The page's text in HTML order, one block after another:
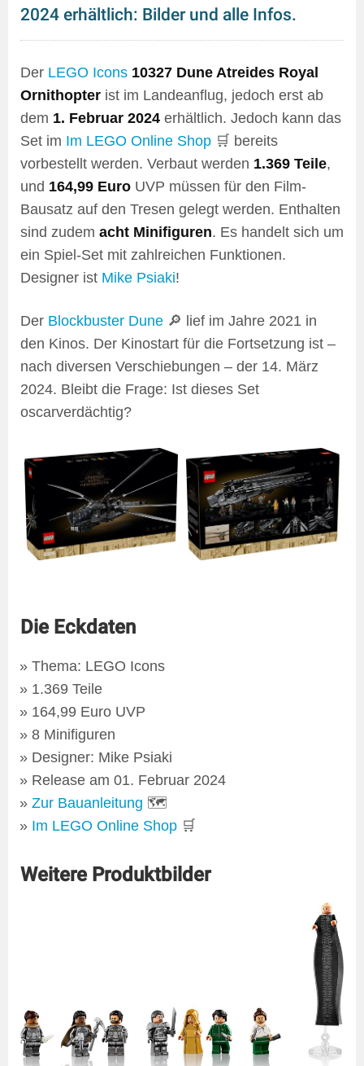
2024 erhältlich: Bilder und alle Infos.
Der LEGO Icons 10327 Dune Atreides Royal
Ornithopter ist im Landeanflug, jedoch erst ab
dem 1. Februar 2024 erhältlich. Jedoch kann das
Set im Im LEGO Online Shop 🛒 bereits
vorbestellt werden. Verbaut werden 1.369 Teile,
und 164,99 Euro UVP müssen für den Film-
Bausatz auf den Tresen gelegt werden. Enthalten
sind zudem acht Minifiguren. Es handelt sich um
ein Spiel-Set mit zahlreichen Funktionen.
Designer ist Mike Psiaki!
Der Blockbuster Dune 🔎 lief im Jahre 2021 in
den Kinos. Der Kinostart für die Fortsetzung ist –
nach diversen Verschiebungen – der 14. März
2024. Bleibt die Frage: Ist dieses Set
oscarverdächtig?
Die Eckdaten
Thema: LEGO Icons
1.369 Teile
164,99 Euro UVP
8 Minifiguren
Designer: Mike Psiaki
Release am 01. Februar 2024
Zur Bauanleitung 🗺
Im LEGO Online Shop 🛒
Weitere Produktbilder